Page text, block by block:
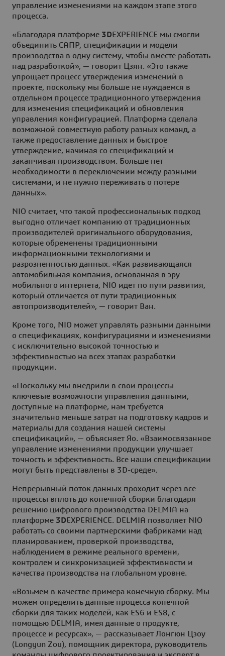
управление изменениями на каждом этапе этого
процесса.
«Благодаря платформе 3DEXPERIENCE мы смогли
объединить САПР, спецификации и модели
производства в одну систему, чтобы вместе работать
над разработкой», — говорит Цзян. «Это также
упрощает процесс утверждения изменений в
проекте, поскольку мы больше не нуждаемся в
отдельном процессе традиционного утверждения
для изменения спецификаций и обновления
управления конфигурацией. Платформа сделала
возможной совместную работу разных команд, а
также предоставление данных и быстрое
утверждение, начиная со спецификаций и
заканчивая производством. Больше нет
необходимости в переключении между разными
системами, и не нужно переживать о потере
данных».
NIO считает, что такой профессиональных подход
выгодно отличает компанию от традиционных
производителей оригинального оборудования,
которые обременены традиционными
информационными технологиями и
разрозненностью данных. «Как развивающаяся
автомобильная компания, основанная в эру
мобильного интернета, NIO идет по пути развития,
который отличается от пути традиционных
автопроизводителей», — говорит Ван.
Кроме того, NIO может управлять разными данными
о спецификациях, конфигурациями и изменениями
с исключительно высокой точностью и
эффективностью на всех этапах разработки
продукции.
«Поскольку мы внедрили в свои процессы
ключевые возможности управления данными,
доступные на платформе, нам требуется
значительно меньше затрат на подготовку кадров и
материалы для создания нашей системы
спецификаций», — объясняет Яо. «Взаимосвязанное
управление изменениями продукции улучшает
точность и эффективность. Все наши спецификации
могут быть представлены в 3D-среде».
Непрерывный поток данных проходит через все
процессы вплоть до конечной сборки благодаря
решению цифрового производства DELMIA на
платформе 3DEXPERIENCE. DELMIA позволяет NIO
работать со своими партнерскими фабриками над
планированием, проверкой производства,
наблюдением в режиме реального времени,
контролем и синхронизацией эффективности и
качества производства на глобальном уровне.
«Возьмем в качестве примера конечную сборку. Мы
можем определить данные процесса конечной
сборки для таких моделей, как ES6 и ES8, с
помощью DELMIA, имея данные о продукте,
процессе и ресурсах», — рассказывает Лонгюн Цзоу
(Longyun Zou), помощник директора, руководитель